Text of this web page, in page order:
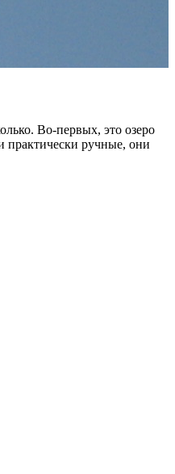
Во-первых, это озеро
практически ручные, они